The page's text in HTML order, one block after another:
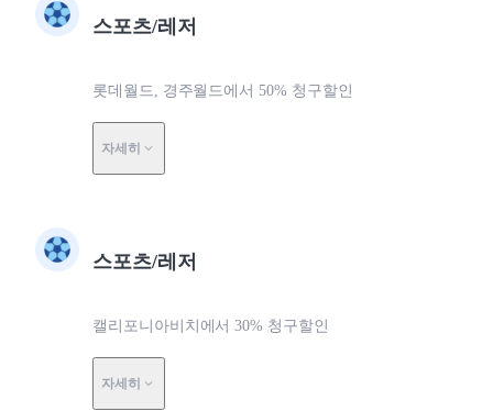
스포츠/레저
롯데월드, 경주월드에서 50% 청구할인
자세히
스포츠/레저
캘리포니아비치에서 30% 청구할인
자세히